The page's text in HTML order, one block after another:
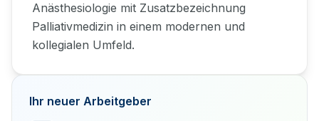
Anästhesiologie mit Zusatzbezeichnung
Palliativmedizin in einem modernen und
kollegialen Umfeld.
Ihr neuer Arbeitgeber